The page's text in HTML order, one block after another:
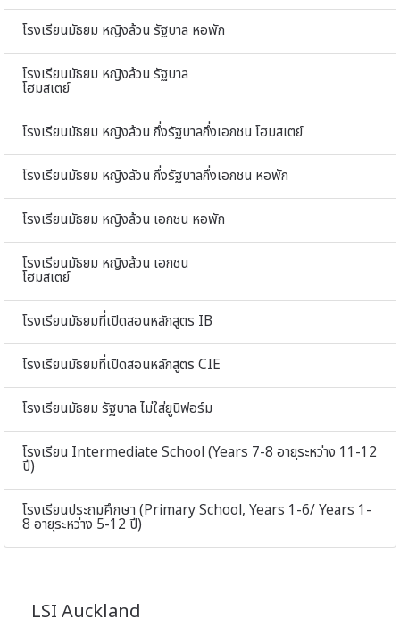
โรงเรียนมัธยม หญิงล้วน รัฐบาล หอพัก
โรงเรียนมัธยม หญิงล้วน รัฐบาล
โฮมสเตย์
โรงเรียนมัธยม หญิงล้วน กึ่งรัฐบาลกึ่งเอกชน โฮมสเตย์
โรงเรียนมัธยม หญิงลัวน กึ่งรัฐบาลกึ่งเอกชน หอพัก
โรงเรียนมัธยม หญิงล้วน เอกชน หอพัก
โรงเรียนมัธยม หญิงล้วน เอกชน
โฮมสเตย์
โรงเรียนมัธยมที่เปิดสอนหลักสูตร IB
โรงเรียนมัธยมที่เปิดสอนหลักสูตร CIE
โรงเรียนมัธยม รัฐบาล ไม่ใส่ยูนิฟอร์ม
โรงเรียน Intermediate School (Years 7-8 อายุระหว่าง 11-12
ปี)
โรงเรียนประถมศึกษา (Primary School, Years 1-6/ Years 1-
8 อายุระหว่าง 5-12 ปี)
LSI Auckland